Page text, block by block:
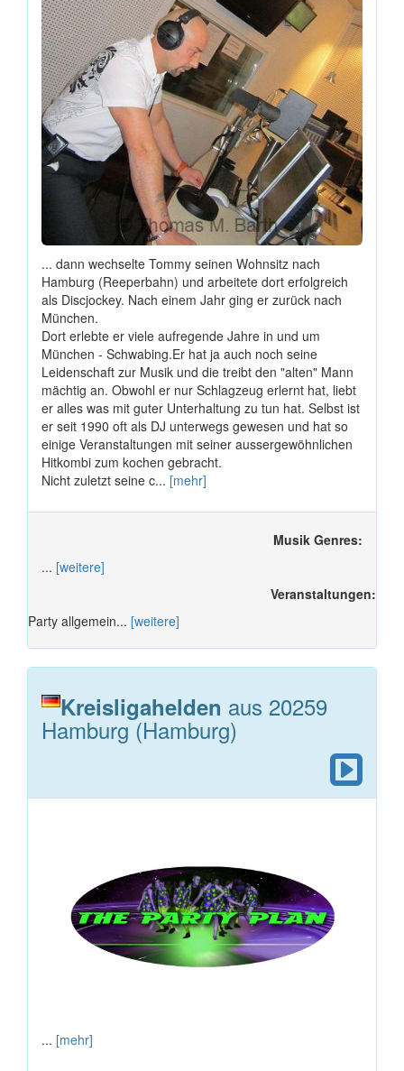
... dann wechselte Tommy seinen Wohnsitz nach
Hamburg (Reeperbahn) und arbeitete dort erfolgreich
als Discjockey. Nach einem Jahr ging er zurück nach
München.
Dort erlebte er viele aufregende Jahre in und um
München - Schwabing.Er hat ja auch noch seine
Leidenschaft zur Musik und die treibt den "alten" Mann
mächtig an. Obwohl er nur Schlagzeug erlernt hat, liebt
er alles was mit guter Unterhaltung zu tun hat. Selbst ist
er seit 1990 oft als DJ unterwegs gewesen und hat so
einige Veranstaltungen mit seiner aussergewöhnlichen
Hitkombi zum kochen gebracht.
Nicht zuletzt seine c... [mehr]
Musik Genres:
... [weitere]
Veranstaltungen:
Party allgemein... [weitere]
Kreisligahelden aus 20259
Hamburg (Hamburg)
... [mehr]